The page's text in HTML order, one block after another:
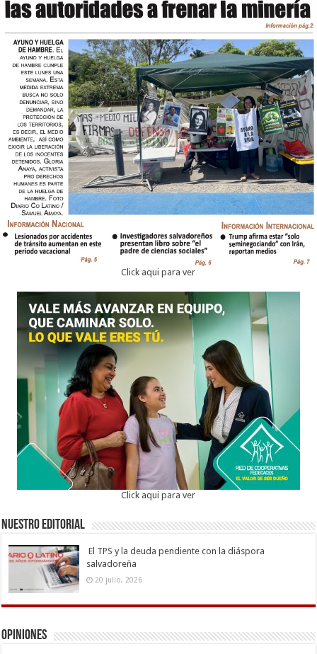
Click aqui para ver
Click aqui para ver
Nuestro Editorial
El TPS y la deuda pendiente con la diáspora
salvadoreña
20 julio, 2026
Opiniones